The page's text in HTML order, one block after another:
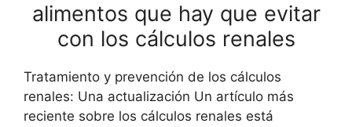
alimentos que hay que evitar
con los cálculos renales
Tratamiento y prevención de los cálculos
renales: Una actualización Un artículo más
reciente sobre los cálculos renales está